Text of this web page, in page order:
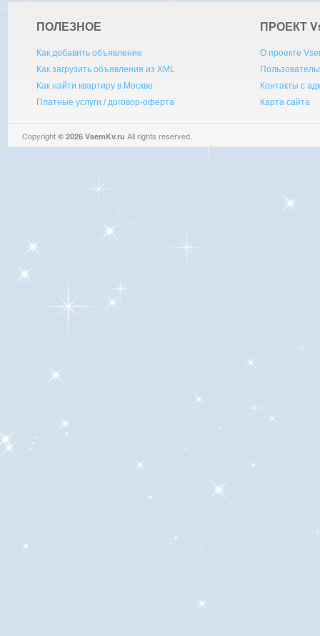
ПОЛЕЗНОЕ
Как добавить объявление
Как загрузить объявления из XML
Как найти квартиру в Москве
Платные услуги / договор-оферта
ПРОЕКТ V
О проекте
Контакты с
Карта сайта
Copyright © 2026 VsemKv.ru All rights reserved.